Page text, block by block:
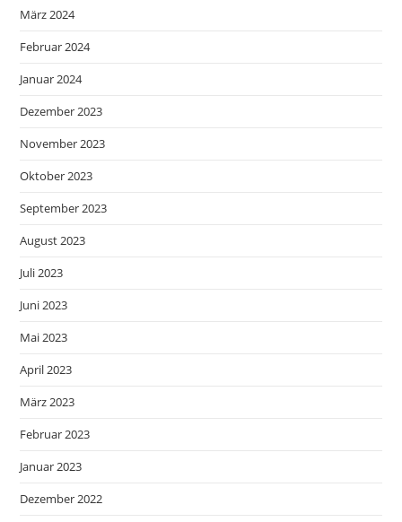
März 2024
Februar 2024
Januar 2024
Dezember 2023
November 2023
Oktober 2023
September 2023
August 2023
Juli 2023
Juni 2023
Mai 2023
April 2023
März 2023
Februar 2023
Januar 2023
Dezember 2022